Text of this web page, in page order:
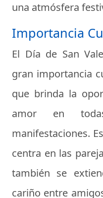
una atmósfera
Importancia
El Día de San
gran importancia
que brinda la
amor en
manifestaciones.
centra en las
también se
cariño entre